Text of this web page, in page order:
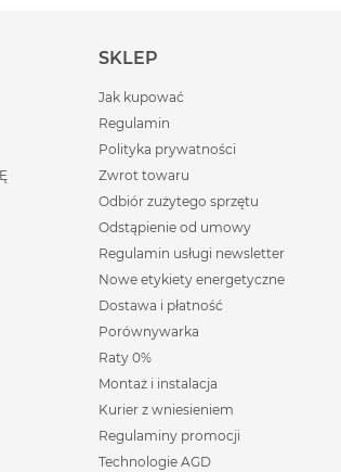
SKLEP
Jak kupować
Regulamin
Polityka prywatności
Zwrot towaru
Odbiór zużytego sprzętu
Odstąpienie od umowy
Regulamin usługi newsletter
Nowe etykiety energetyczne
Dostawa i płatność
Porównywarka
Raty 0%
Montaż i instalacja
Kurier z wniesieniem
Regulaminy promocji
Technologie AGD